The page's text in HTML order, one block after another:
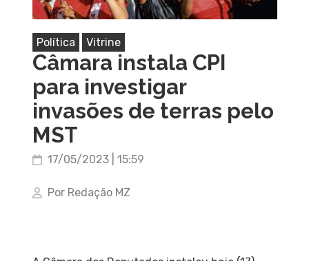
Política Vitrine
Câmara instala CPI
para investigar
invasões de terras pelo
MST
17/05/2023 | 15:59
Por Redação MZ